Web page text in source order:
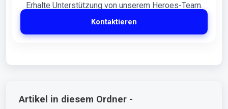
Erhalte Unterstützung von unserem Heroes-Team.
Kontaktieren
Artikel in diesem Ordner -